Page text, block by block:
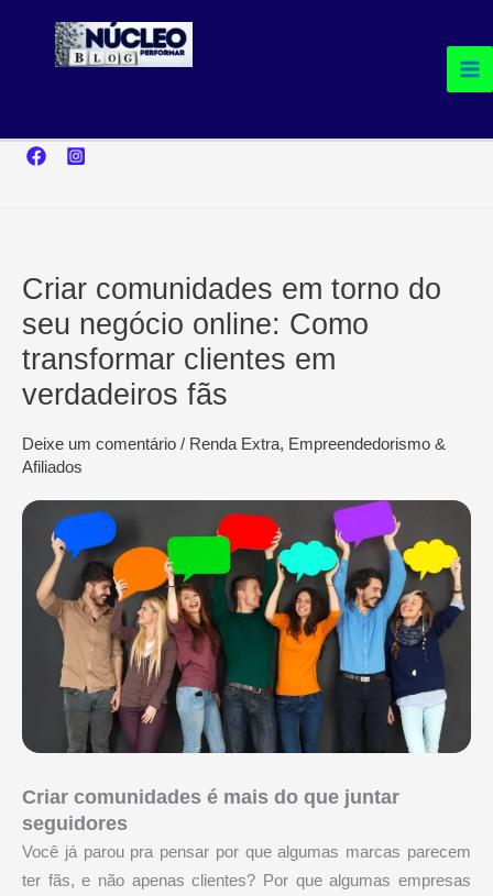
Criar comunidades em torno do
seu negócio online: Como
transformar clientes em
verdadeiros fãs
Deixe um comentário / Renda Extra, Empreendedorismo &
Afiliados
Criar comunidades é mais do que juntar
seguidores
Você já parou pra pensar por que algumas marcas parecem
ter fãs, e não apenas clientes? Por que algumas empresas